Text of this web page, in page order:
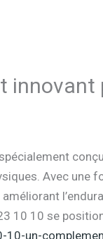
Avec une
10 10 se
un-